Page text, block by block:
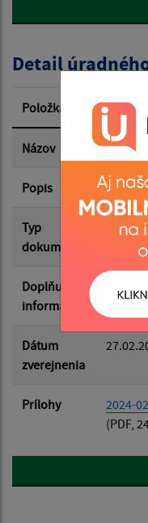
Popis:
Dátum zverejnenia
Dátum zverejnenia
Filtrovať
Detail
Položka
Názov
Popis
Typ
dokumentu
Doplňujúce
informácie
Dátum
zverejnenia
Prílohy
2024-
(PDF,